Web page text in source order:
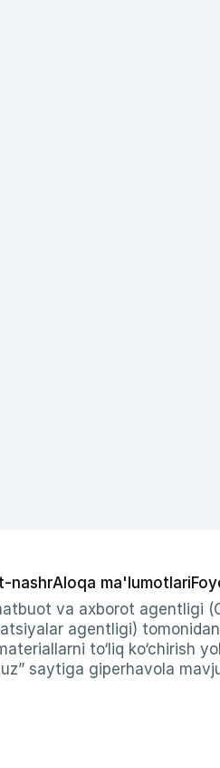
nashrAloqa ma'lumotlari
va axborot agentligi
agentligi)
to‘liq
saytiga giperhavola